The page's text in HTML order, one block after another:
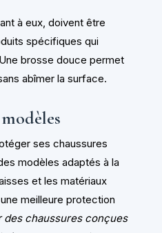
à eux, doivent être
spécifiques qui
brosse douce permet
abîmer la surface.
ses chaussures
modèles adaptés à la
et les matériaux
meilleure protection
des chaussures conçues